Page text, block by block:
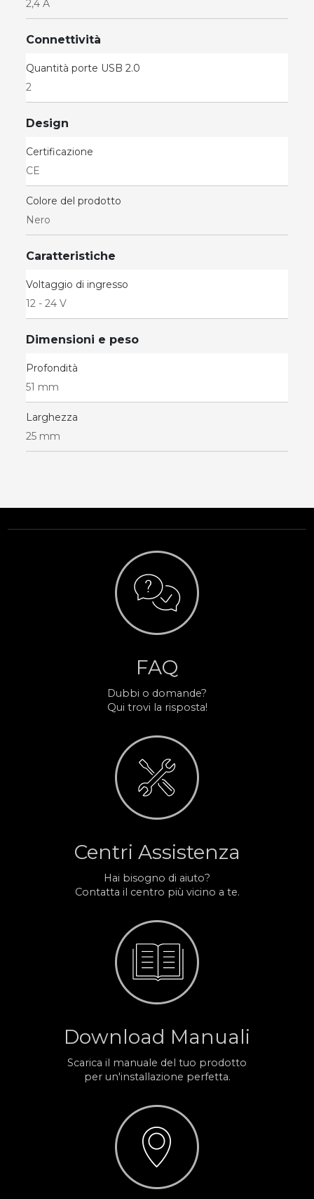
2,4 A
Connettività
Quantità porte USB 2.0
2
Design
Certificazione
CE
Colore del prodotto
Nero
Caratteristiche
Voltaggio di ingresso
12 - 24 V
Dimensioni e peso
Profondità
51 mm
Larghezza
25 mm
FAQ
Dubbi o domande?
Qui trovi la risposta!
Centri Assistenza
Hai bisogno di aiuto?
Contatta il centro più vicino a te.
Download Manuali
Scarica il manuale del tuo prodotto
per un'installazione perfetta.